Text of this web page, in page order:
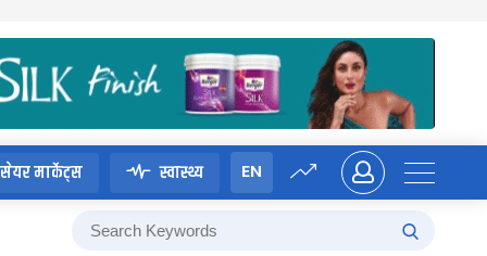
सेयर मार्केट्स स्वास्थ्य EN